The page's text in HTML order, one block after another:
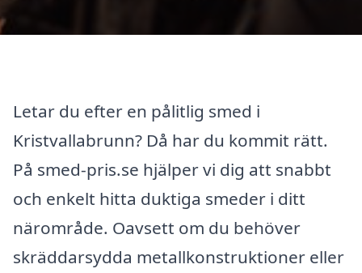
Letar du efter en pålitlig smed i
Kristvallabrunn? Då har du kommit rätt.
På smed-pris.se hjälper vi dig att snabbt
och enkelt hitta duktiga smeder i ditt
närområde. Oavsett om du behöver
skräddarsydda metallkonstruktioner eller